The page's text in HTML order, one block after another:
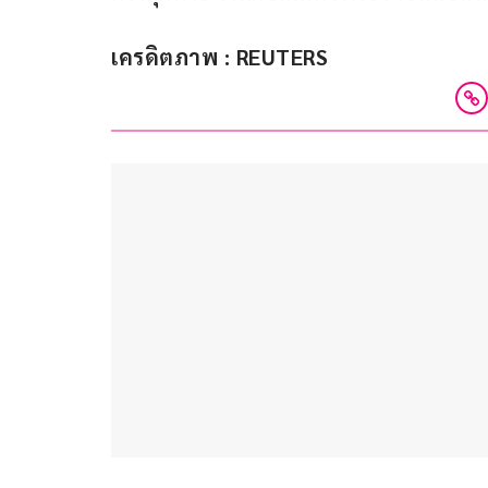
เครดิตภาพ : REUTERS